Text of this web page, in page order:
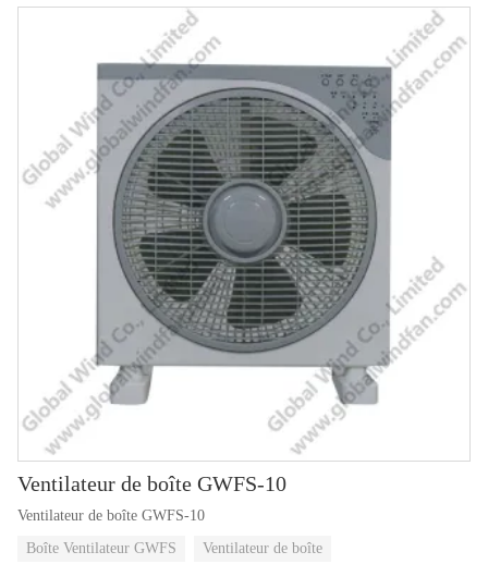
Ventilateur de boîte GWFS-10
Ventilateur de boîte GWFS-10
Boîte Ventilateur GWFS
Ventilateur de boîte